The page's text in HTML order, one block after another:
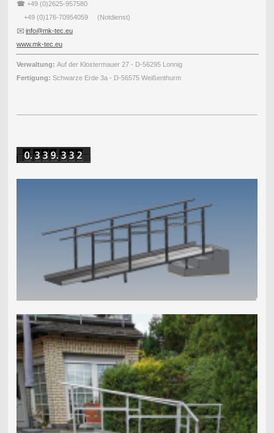
☎ +49 (0)2625-957580
+49 (0)176-70954059 (Notdienst)
✉️ info@mk-tec.eu
www.mk-tec.eu
Verwaltung: Auf der Klostermauer 27 - D-56295 Lonnig
Fertigung: Schwarze Erde 3a - D-56575 Weißenthurm